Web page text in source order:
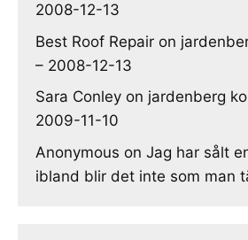
2008-12-13
Best Roof Repair on
– 2008-12-13
Sara Conley on jardenberg
2009-11-10
Anonymous on Jag har sålt
ibland blir det inte som man